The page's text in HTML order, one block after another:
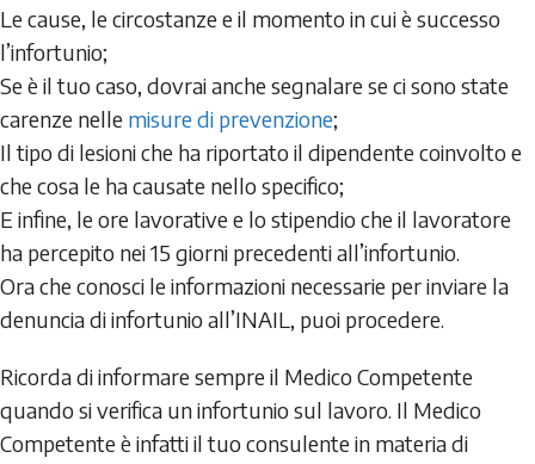
Le cause, le circostanze e il momento in cui è successo
l’infortunio;
Se è il tuo caso, dovrai anche segnalare se ci sono state
carenze nelle misure di prevenzione;
Il tipo di lesioni che ha riportato il dipendente coinvolto e
che cosa le ha causate nello specifico;
E infine, le ore lavorative e lo stipendio che il lavoratore
ha percepito nei 15 giorni precedenti all’infortunio.
Ora che conosci le informazioni necessarie per inviare la
denuncia di infortunio all’INAIL, puoi procedere.
Ricorda di informare sempre il Medico Competente
quando si verifica un infortunio sul lavoro. Il Medico
Competente è infatti il tuo consulente in materia di